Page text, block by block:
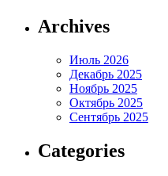
Archives
Июль 2026
Декабрь 2025
Ноябрь 2025
Октябрь 2025
Сентябрь 2025
Categories